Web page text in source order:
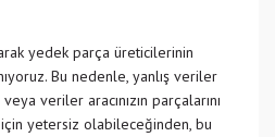
yedek parça üreticilerinin
Bu nedenle, yanlış veriler
veriler aracınızın parçalarını
yetersiz olabileceğinden, bu